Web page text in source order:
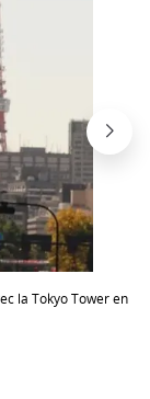
la Tokyo Tower en